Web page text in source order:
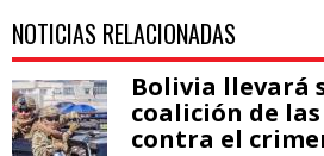
NOTICIAS RELACIONADAS
Bolivia llevará
coalición de
contra el